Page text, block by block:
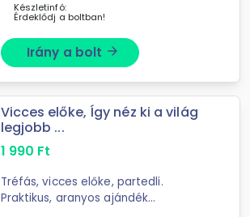
Készletinfó:
Érdeklődj a boltban!
Irány a bolt arrow_forward
Vicces előke, Így néz ki a világ
legjobb ...
1 990 Ft
Tréfás, vicces előke, partedli.
Praktikus, aranyos ajándék